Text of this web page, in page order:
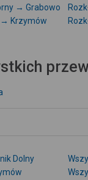
→ Grabowo
→ Krzymów
Dolny